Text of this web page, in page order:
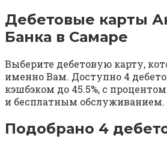
Дебетовые карты
Банка в Самаре
Выберите дебетовую карту,
именно Вам. Доступно 4
кэшбэком до 45.5%, с процентом
и бесплатным обслуживанием.
Подобрано 4